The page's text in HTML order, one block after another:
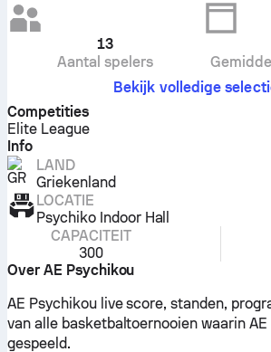
13
Aantal spelers
Bekijk volledige
Competities
Elite League
Info
LAND
Griekenland
LOCATIE
Psychiko Indoor Hall
CAPACITEIT
300
Over AE Psychikou
AE Psychikou live score, standen,
van alle basketbaltoernooien waarin
gespeeld.